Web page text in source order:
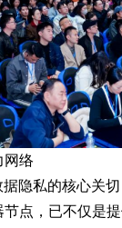
网络
隐私的核心关
点，已不仅是